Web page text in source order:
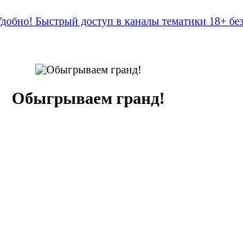
Быстрый доступ в каналы тематики 18+
Обыгрываем гранд!